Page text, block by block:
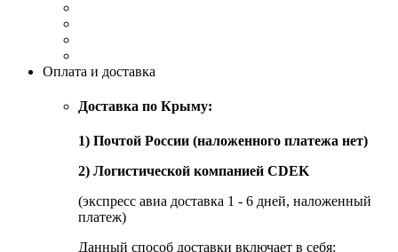
Оплата и доставка
Доставка по Крыму:
1) Почтой России (наложенного платежа нет)
2) Логистической компанией CDEK
(экспресс авиа доставка 1 - 6 дней, наложенный
платеж)
Данный способ доставки включает в себя: